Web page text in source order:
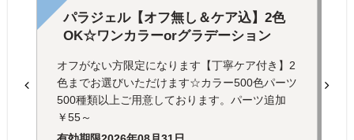
パラジェル【オフ無し＆ケア込】2色
OK☆ワンカラーorグラデーション
オフがない方限定になります【丁寧ケア付き】2
色までお選びいただけます☆カラー500色パーツ
500種類以上ご用意しております。パーツ追加
￥55～